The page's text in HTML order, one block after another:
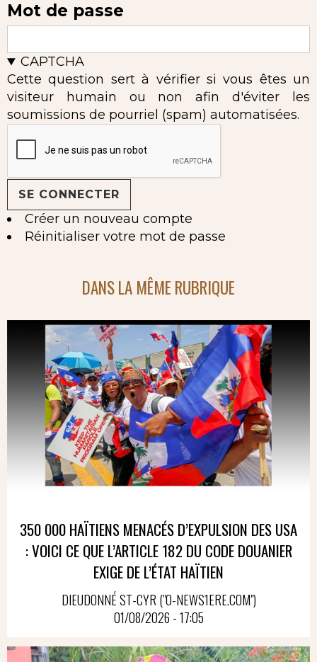
Mot de passe
CAPTCHA
Cette question sert à vérifier si vous êtes un
visiteur humain ou non afin d'éviter les
soumissions de pourriel (spam) automatisées.
Créer un nouveau compte
Réinitialiser votre mot de passe
DANS LA MÊME RUBRIQUE
350 000 HAÏTIENS MENACÉS D’EXPULSION DES USA
: VOICI CE QUE L’ARTICLE 182 DU CODE DOUANIER
EXIGE DE L’ÉTAT HAÏTIEN
DIEUDONNÉ ST-CYR ("O-NEWS1ERE.COM")
01/08/2026 - 17:05